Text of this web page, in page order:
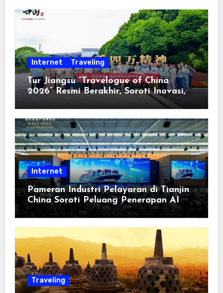
Internet Traveling
Tur Jiangsu “Travelogue of China
2026” Resmi Berakhir, Soroti Inovasi,
Keterbukaan, dan Pembangunan
Berorientasi pada Masyarakat
Internet
Pameran Industri Pelayaran di Tianjin
China Soroti Peluang Penerapan AI
Traveling